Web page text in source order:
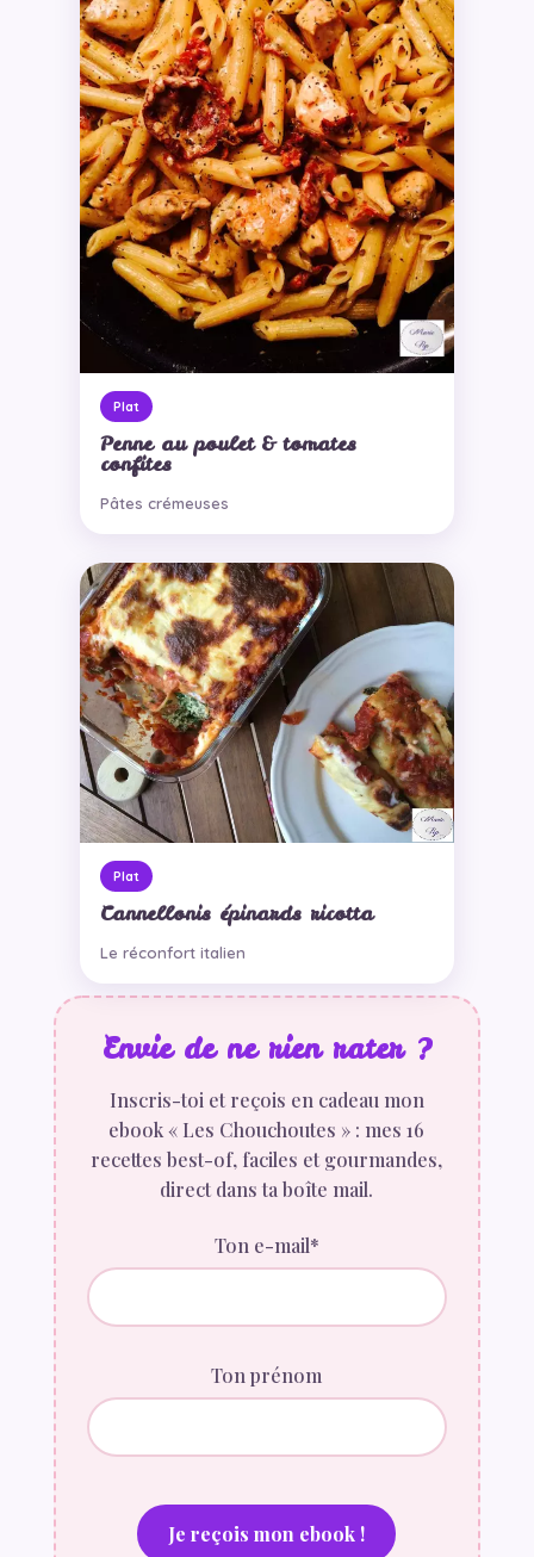
Plat
Penne au poulet & tomates
confites
Pâtes crémeuses
Plat
Cannellonis épinards ricotta
Le réconfort italien
Envie de ne rien rater ?
Inscris-toi et reçois en cadeau mon
ebook « Les Chouchoutes » : mes 16
recettes best-of, faciles et gourmandes,
direct dans ta boîte mail.
Ton e-mail*
Ton prénom